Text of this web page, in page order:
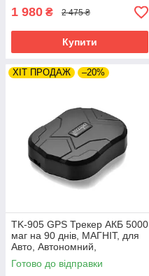
1 980 ₴ 2 475 ₴
Купити
ХІТ ПРОДАЖ –20%
TK-905 GPS Трекер АКБ 5000
маг на 90 днів, МАГНІТ, для
Авто, Автономний,
Автомобільний, TKSTAR
Готово до відправки